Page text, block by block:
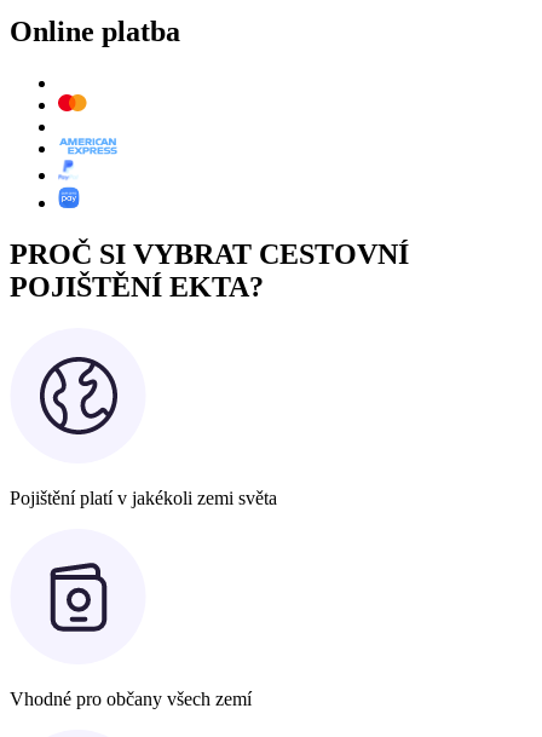
Online platba
PROČ SI VYBRAT CESTOVNÍ
POJIŠTĚNÍ EKTA?
Pojištění platí v jakékoli zemi světa
Vhodné pro občany všech zemí